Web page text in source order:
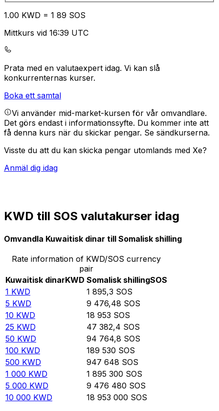
1.00 KWD = 1 89 SOS
Mittkurs vid 16:39 UTC
Prata med en valutaexpert idag. Vi kan slå
konkurrenternas kurser.
Boka ett samtal
Vi använder mid-market-kursen för vår omvandlare.
Det görs endast i informationssyfte. Du kommer inte att
få denna kurs när du skickar pengar. Se sändkurserna.
Visste du att du kan skicka pengar utomlands med Xe?
Anmäl dig idag
KWD till SOS valutakurser idag
Omvandla Kuwaitisk dinar till Somalisk shilling
Rate information of KWD/SOS currency
pair
Kuwaitisk dinarKWD Somalisk shillingSOS
1 KWD 1 895,3 SOS
5 KWD 9 476,48 SOS
10 KWD 18 953 SOS
25 KWD 47 382,4 SOS
50 KWD 94 764,8 SOS
100 KWD 189 530 SOS
500 KWD 947 648 SOS
1 000 KWD 1 895 300 SOS
5 000 KWD 9 476 480 SOS
10 000 KWD 18 953 000 SOS